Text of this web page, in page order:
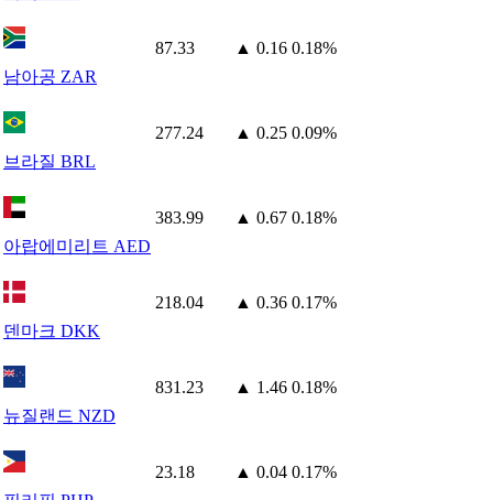
남아공 ZAR
87.33 ▲ 0.16 0.18%
브라질 BRL
277.24 ▲ 0.25 0.09%
아랍에미리트 AED
383.99 ▲ 0.67 0.18%
덴마크 DKK
218.04 ▲ 0.36 0.17%
뉴질랜드 NZD
831.23 ▲ 1.46 0.18%
23.18 ▲ 0.04 0.17%